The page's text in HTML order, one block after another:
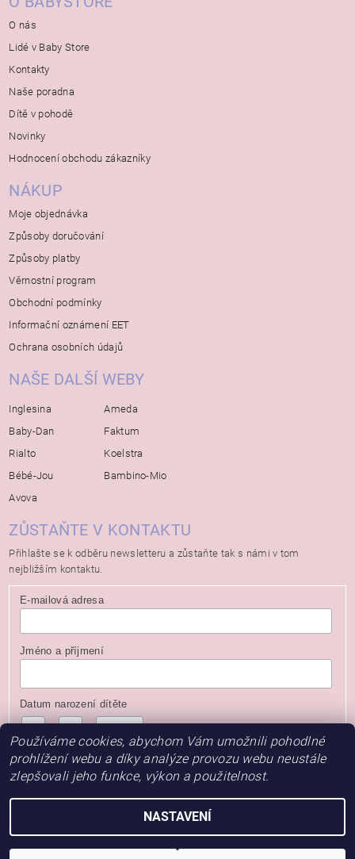
O nás
Lidé v Baby Store
Kontakty
Naše poradna
Dítě v pohodě
Novinky
Hodnocení obchodu zákazníky
NÁKUP
Moje objednávka
Způsoby doručování
Způsoby platby
Věrnostní program
Obchodní podmínky
Informační oznámení EET
Ochrana osobních údajů
NAŠE DALŠÍ WEBY
Inglesina
Baby-Dan
Rialto
Bébé-Jou
Avova
Ameda
Faktum
Koelstra
Bambino-Mio
ZŮSTAŇTE V KONTAKTU
Přihlašte se k odběru newsletteru a zůstaňte tak s námi v tom
nejbližším kontaktu.
E-mailová adresa
Jméno a příjmení
Datum narození dítěte
2026 © Baby Store, všechna práva vyhrazena
Používáme cookies, abychom Vám umožnili pohodlné
prohlížení webu a díky analýze provozu webu neustále
zlepšovali jeho funkce, výkon a použitelnost.
NASTAVENÍ